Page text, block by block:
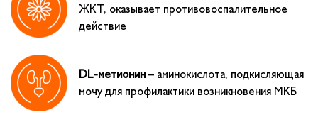
ЖКТ, оказывает противовоспалительное
действие
DL-метионин– аминокислота, подкисляющая
мочу для профилактики возникновения МКБ